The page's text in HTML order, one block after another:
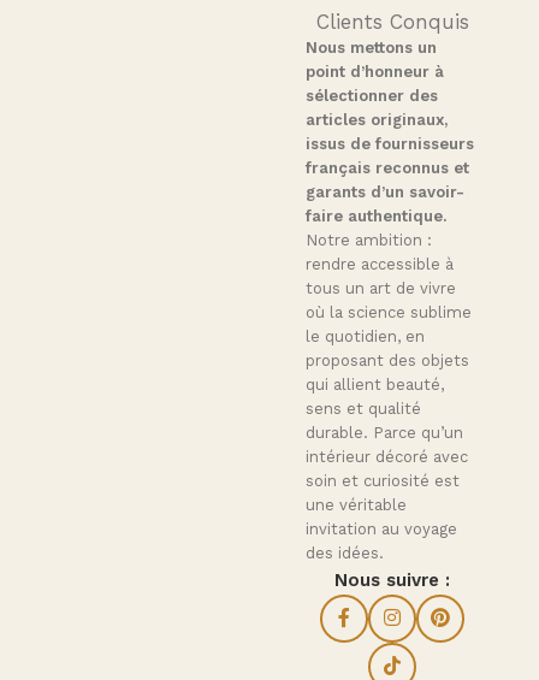
Clients Conquis
Nous mettons un
point d’honneur à
sélectionner des
articles originaux,
issus de fournisseurs
français reconnus et
garants d’un savoir-
faire authentique.
Notre ambition :
rendre accessible à
tous un art de vivre
où la science sublime
le quotidien, en
proposant des objets
qui allient beauté,
sens et qualité
durable. Parce qu’un
intérieur décoré avec
soin et curiosité est
une véritable
invitation au voyage
des idées.
Nous suivre :